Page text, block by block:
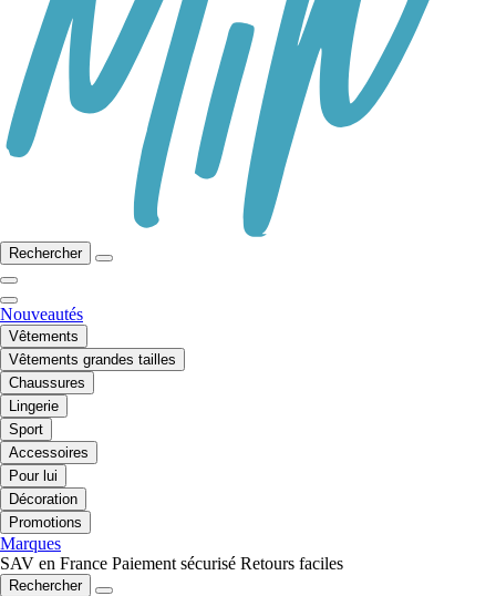
Rechercher
Nouveautés
Vêtements
Vêtements grandes tailles
Chaussures
Lingerie
Sport
Accessoires
Pour lui
Décoration
Promotions
Marques
SAV en France Paiement sécurisé Retours faciles
Rechercher